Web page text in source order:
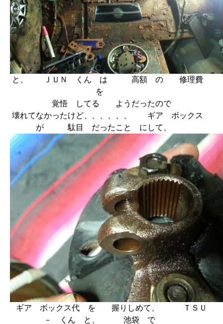
と、 ＪＵＮ くん は 高額 の 修理費
を
覚悟 してる ようだったので
壊れてなかったけど、、、、、、 ギア ボックス
が 駄目 だったこと にして、
ギア ボックス代 を 握りしめて、 ＴＳＵ
－ くん と、 池袋 で